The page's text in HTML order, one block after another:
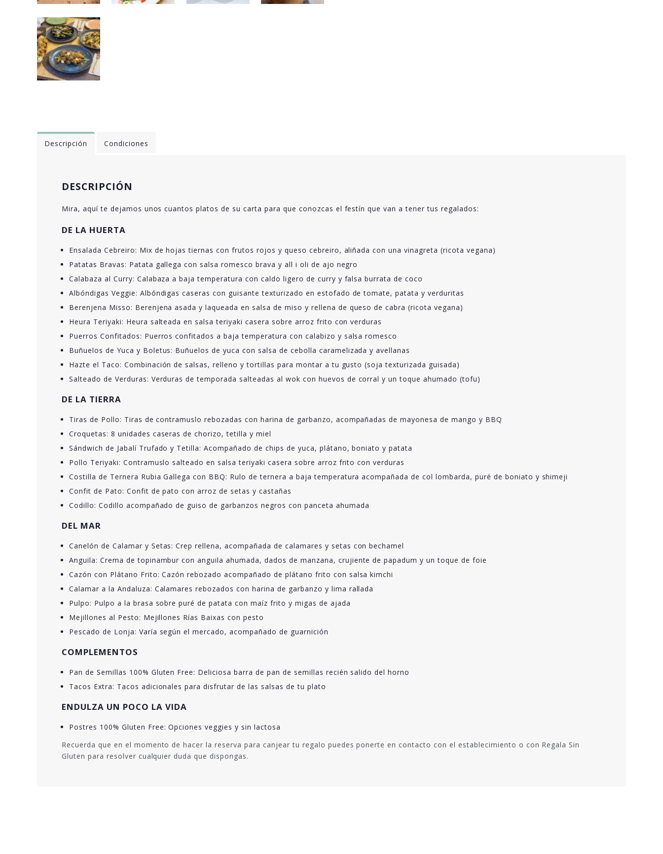
Descripción Condiciones
DESCRIPCIÓN
Mira, aquí te dejamos unos cuantos platos de su carta para que conozcas el festín que van a tener tus regalados:
DE LA HUERTA
Ensalada Cebreiro: Mix de hojas tiernas con frutos rojos y queso cebreiro, aliñada con una vinagreta (ricota vegana)
Patatas Bravas: Patata gallega con salsa romesco brava y all i oli de ajo negro
Calabaza al Curry: Calabaza a baja temperatura con caldo ligero de curry y falsa burrata de coco
Albóndigas Veggie: Albóndigas caseras con guisante texturizado en estofado de tomate, patata y verduritas
Berenjena Misso: Berenjena asada y laqueada en salsa de miso y rellena de queso de cabra (ricota vegana)
Heura Teriyaki: Heura salteada en salsa teriyaki casera sobre arroz frito con verduras
Puerros Confitados: Puerros confitados a baja temperatura con calabizo y salsa romesco
Buñuelos de Yuca y Boletus: Buñuelos de yuca con salsa de cebolla caramelizada y avellanas
Hazte el Taco: Combinación de salsas, relleno y tortillas para montar a tu gusto (soja texturizada guisada)
Salteado de Verduras: Verduras de temporada salteadas al wok con huevos de corral y un toque ahumado (tofu)
DE LA TIERRA
Tiras de Pollo: Tiras de contramuslo rebozadas con harina de garbanzo, acompañadas de mayonesa de mango y BBQ
Croquetas: 8 unidades caseras de chorizo, tetilla y miel
Sándwich de Jabalí Trufado y Tetilla: Acompañado de chips de yuca, plátano, boniato y patata
Pollo Teriyaki: Contramuslo salteado en salsa teriyaki casera sobre arroz frito con verduras
Costilla de Ternera Rubia Gallega con BBQ: Rulo de ternera a baja temperatura acompañada de col lombarda, puré de boniato y shimeji
Confit de Pato: Confit de pato con arroz de setas y castañas
Codillo: Codillo acompañado de guiso de garbanzos negros con panceta ahumada
DEL MAR
Canelón de Calamar y Setas: Crep rellena, acompañada de calamares y setas con bechamel
Anguila: Crema de topinambur con anguila ahumada, dados de manzana, crujiente de papadum y un toque de foie
Cazón con Plátano Frito: Cazón rebozado acompañado de plátano frito con salsa kimchi
Calamar a la Andaluza: Calamares rebozados con harina de garbanzo y lima rallada
Pulpo: Pulpo a la brasa sobre puré de patata con maíz frito y migas de ajada
Mejillones al Pesto: Mejillones Rías Baixas con pesto
Pescado de Lonja: Varía según el mercado, acompañado de guarnición
COMPLEMENTOS
Pan de Semillas 100% Gluten Free: Deliciosa barra de pan de semillas recién salido del horno
Tacos Extra: Tacos adicionales para disfrutar de las salsas de tu plato
ENDULZA UN POCO LA VIDA
Postres 100% Gluten Free: Opciones veggies y sin lactosa
Recuerda que en el momento de hacer la reserva para canjear tu regalo puedes ponerte en contacto con el establecimiento o con Regala Sin
Gluten para resolver cualquier duda que dispongas.